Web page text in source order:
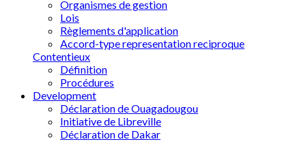
Organismes de gestion
Lois
Règlements d'application
Accord-type representation reciproque
Contentieux
Définition
Procédures
Development
Déclaration de Ouagadougou
Initiative de Libreville
Déclaration de Dakar